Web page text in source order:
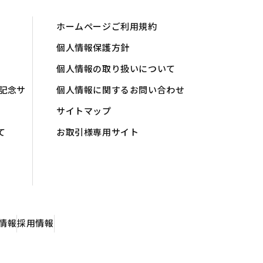
念サ
ホームページご利用規約
個人情報保護方針
個人情報の取り扱いについて
個人情報に関するお問い合わせ
サイトマップ
お取引様専用サイト
報採用情報